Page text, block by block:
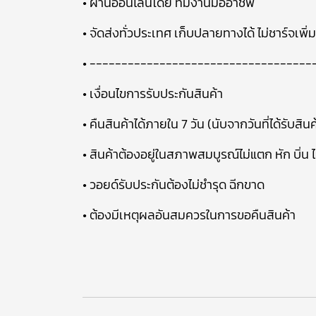
• จัดส่งทั่วประเทศ เก็บปลายทางได้ ไม่ชาร์จเพิ่ม
•
• เงื่อนไขการรับประกันสินค้า
• คืนสินค้าได้ภายใน 7 วัน (นับจากวันที่ได้รับสิน
• สินค้าต้องอยู่ในสภาพสมบูรณ์ไม่แตก หัก บิ่น
• วอยด์รับประกันต้องไม่ชำรุด ฉีกขาด
• ต้องมีเหตุผลอันสมควรในการขอคืนสินค้า